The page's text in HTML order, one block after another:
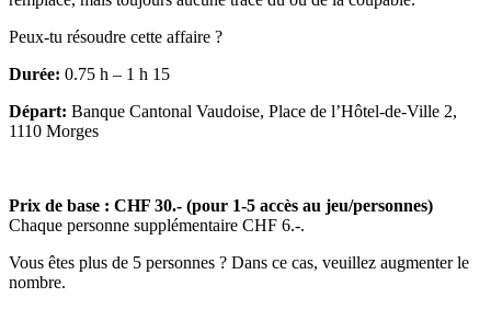
Peux-tu résoudre cette affaire ?
Durée: 0.75 h – 1 h 15
Départ: Banque Cantonal Vaudoise, Place de l’Hôtel-de-Ville 2,
1110 Morges
Prix de base : CHF 30.- (pour 1-5 accès au jeu/personnes)
Chaque personne supplémentaire CHF 6.-.
Vous êtes plus de 5 personnes ? Dans ce cas, veuillez augmenter le
nombre.